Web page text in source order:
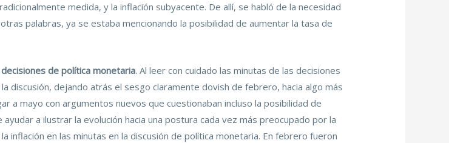
medida, y la inflación subyacente. De allí, se habló de la necesidad
palabras, ya se estaba mencionando la posibilidad de aumentar la tasa de
de política monetaria. Al leer con cuidado las minutas de las decisiones
discusión, dejando atrás el sesgo claramente dovish de febrero, hacia algo más
a mayo con argumentos nuevos que cuestionaban incluso la posibilidad de
a ilustrar la evolución hacia una postura cada vez más preocupado por la
inflación en las minutas en la discusión de política monetaria. En febrero fueron